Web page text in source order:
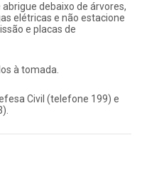
debaixo de árvores,
elétricas e não estacione
e placas de
à tomada.
Civil (telefone 199) e